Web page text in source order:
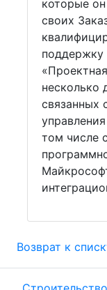
которые
своих
поддержку
несколько
связанных
том числе
Возврат к